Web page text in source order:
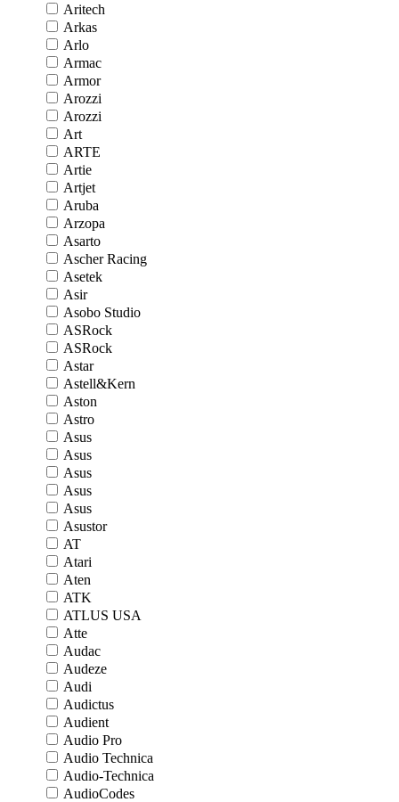
Aritech
Arkas
Arlo
Armac
Armor
Arozzi
Arozzi
Art
ARTE
Artie
Artjet
Aruba
Arzopa
Asarto
Ascher Racing
Asetek
Asir
Asobo Studio
ASRock
ASRock
Astar
Astell&Kern
Aston
Astro
Asus
Asus
Asus
Asus
Asus
Asustor
AT
Atari
Aten
ATK
ATLUS USA
Atte
Audac
Audeze
Audi
Audictus
Audient
Audio Pro
Audio Technica
Audio-Technica
AudioCodes